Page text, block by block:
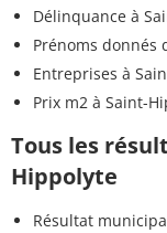
Délinquance à
Prénoms donnés
Entreprises à
Prix m2 à Saint-
Tous les
Hippolyte
Résultat